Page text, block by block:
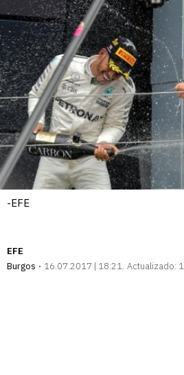
-EFE
EFE
Burgos
16.07.2017 | 18:21 Actualizado: